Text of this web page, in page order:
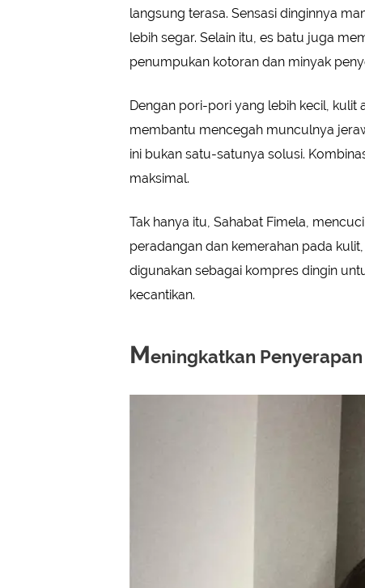
langsung terasa. Sensasi dinginnya
lebih segar. Selain itu, es batu juga
penumpukan kotoran dan minyak
Dengan pori-pori yang lebih kecil, kulit
membantu mencegah munculnya
ini bukan satu-satunya solusi.
maksimal.
Tak hanya itu, Sahabat Fimela,
peradangan dan kemerahan pada
digunakan sebagai kompres dingin
kecantikan.
Meningkatkan